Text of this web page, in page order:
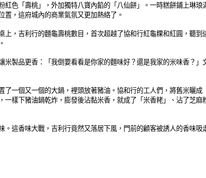
色「壽桃」，外加獨特八寶內餡的「八仙餅」。一時糕餅鋪上琳
，這府城內的商業氣氛又更加熱絡了。
，吉利行的麵龜壽桃數目，首次超越了協和行紅龜粿和紅圓，聽
米製品更香：「我倒要看看是你家的麵味好？還是我家的米味香？
一個又一個的大鍋，裡頭放著豬油。協和行的工人們，將舊米曬
樣下豬油鍋乾炸，膨發後沾黏米香，就成了「米香粩」、沾了芝
這香味大戰，吉利行竟然又落居下風，門前的顧客被誘人的香味